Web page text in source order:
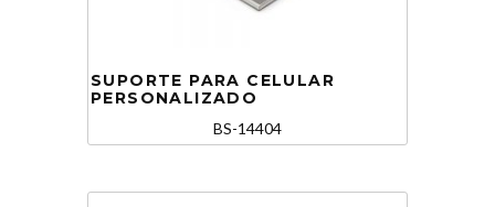
SUPORTE PARA CELULAR
PERSONALIZADO
BS-14404